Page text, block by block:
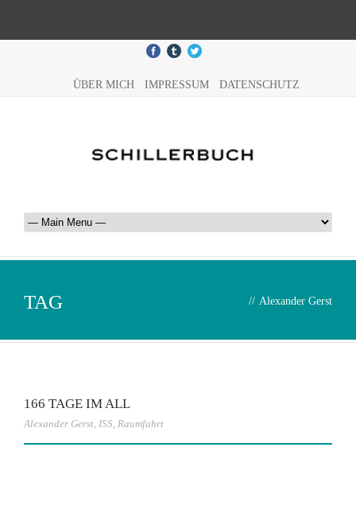
ÜBER MICH IMPRESSUM DATENSCHUTZ
TAG // Alexander Gerst
166 TAGE IM ALL
Alexander Gerst, ISS, Raumfahrt